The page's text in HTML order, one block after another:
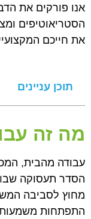
אנו פורקים את
הסטריאוטיפים
את חייכם
תוכן עניינים
מה זה
עבודה מהבית,
הסדר תעסוקה
מחוץ לסביבה
התפתחות